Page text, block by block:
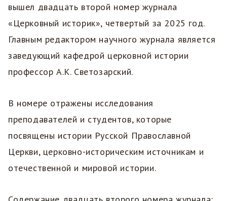
вышел двадцать второй номер журнала
«Церковный историк», четвертый за 2025 год.
Главным редактором научного журнала является
заведующий кафедрой церковной истории
профессор А.К. Светозарский.
В номере отражены исследования
преподавателей и студентов, которые
посвящены истории Русской Православной
Церкви, церковно-историческим источникам и
отечественной и мировой истории.